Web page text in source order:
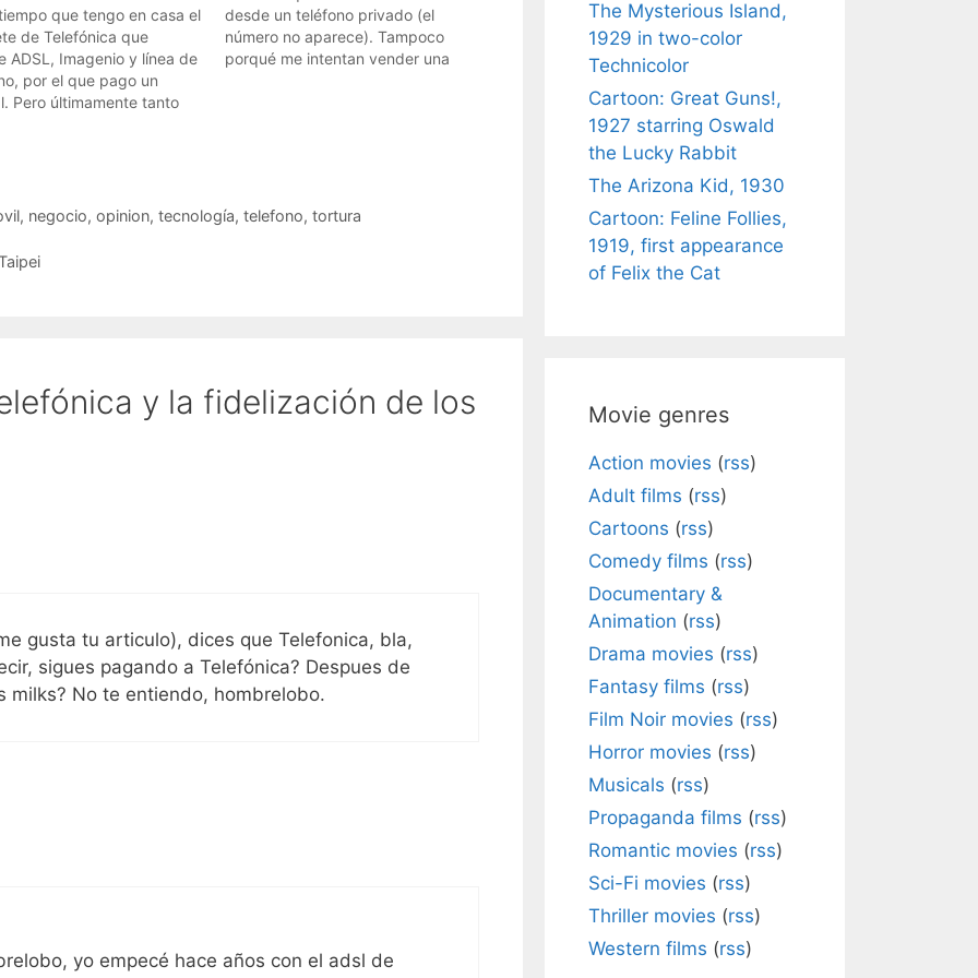
que tengo en casa el
de Telefónica que
ADSL, Imagenio y línea de
por el que pago un
Pero últimamente tanto
desde un teléfono privado (el
número no aparece). Tampoco
porqué me intentan vender una
, negocio, opinion, tecnología, telefono, tortura
y la fidelización de los
gusta tu articulo), dices que Telefonica, bla,
sigues pagando a Telefónica? Despues de
milks? No te entiendo, hombrelobo.
yo empecé hace años con el adsl de
The Mysterious Island,
1929 in two-color
Technicolor
Cartoon: Great Guns!,
1927 starring Oswald
the Lucky Rabbit
The Arizona Kid, 1930
Cartoon: Feline Follies,
1919, first appearance
of Felix the Cat
Movie genres
Action movies (rss)
Adult films (rss)
Cartoons (rss)
Comedy films (rss)
Documentary &
Animation (rss)
Drama movies (rss)
Fantasy films (rss)
Film Noir movies (rss)
Horror movies (rss)
Musicals (rss)
Propaganda films (rss)
Romantic movies (rss)
Sci-Fi movies (rss)
Thriller movies (rss)
Western films (rss)